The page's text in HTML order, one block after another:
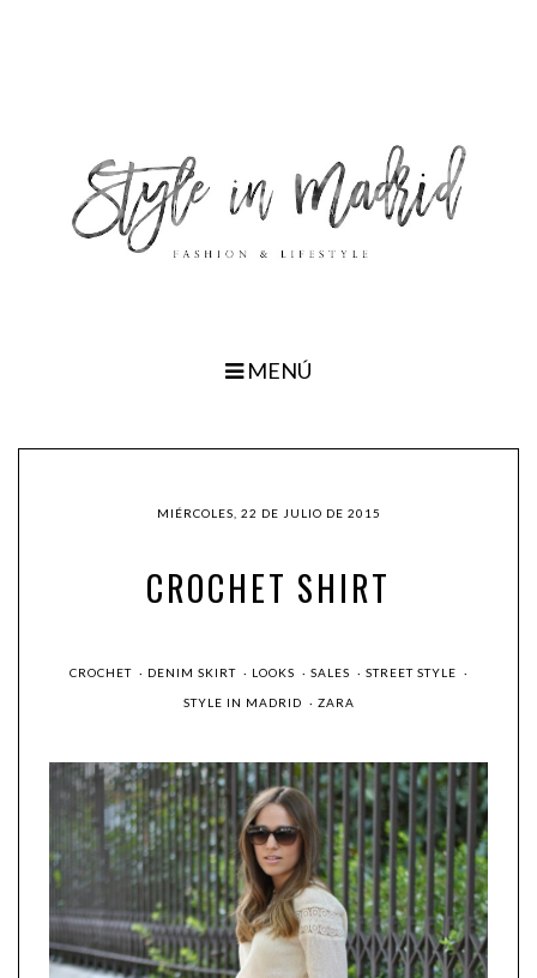
MENÚ
MIÉRCOLES, 22 DE JULIO DE 2015
CROCHET SHIRT
CROCHET · DENIM SKIRT · LOOKS · SALES · STREET STYLE ·
STYLE IN MADRID · ZARA